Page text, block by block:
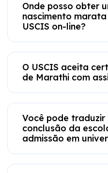
Onde posso obter
nascimento
USCIS on-line?
O USCIS aceita
de Marathi com
Você pode
conclusão da
admissão em